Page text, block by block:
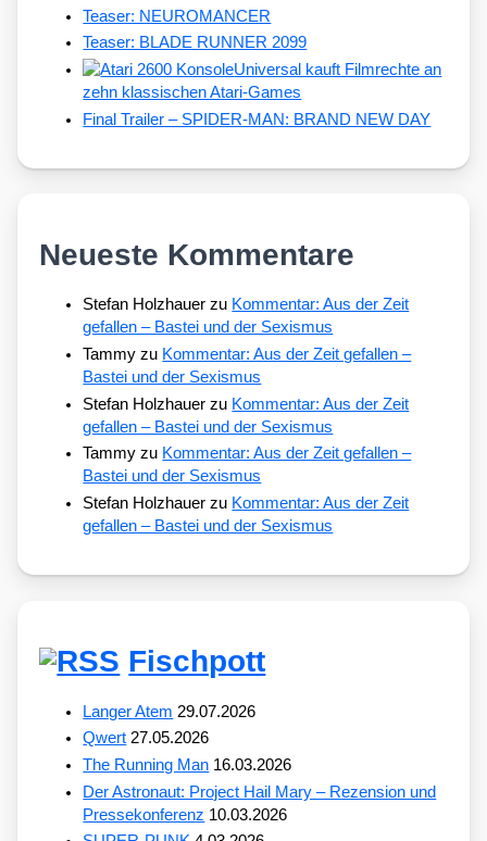
Teaser: NEUROMANCER
Teaser: BLADE RUNNER 2099
Universal kauft Filmrechte an
zehn klassischen Atari-Games
Final Trailer – SPIDER-MAN: BRAND NEW DAY
Neueste Kommentare
Stefan Holzhauer zu Kommentar: Aus der Zeit
gefallen – Bastei und der Sexismus
Tammy zu Kommentar: Aus der Zeit gefallen –
Bastei und der Sexismus
Stefan Holzhauer zu Kommentar: Aus der Zeit
gefallen – Bastei und der Sexismus
Tammy zu Kommentar: Aus der Zeit gefallen –
Bastei und der Sexismus
Stefan Holzhauer zu Kommentar: Aus der Zeit
gefallen – Bastei und der Sexismus
Fischpott
Langer Atem 29.07.2026
Qwert 27.05.2026
The Running Man 16.03.2026
Der Astronaut: Project Hail Mary – Rezension und
Pressekonferenz 10.03.2026